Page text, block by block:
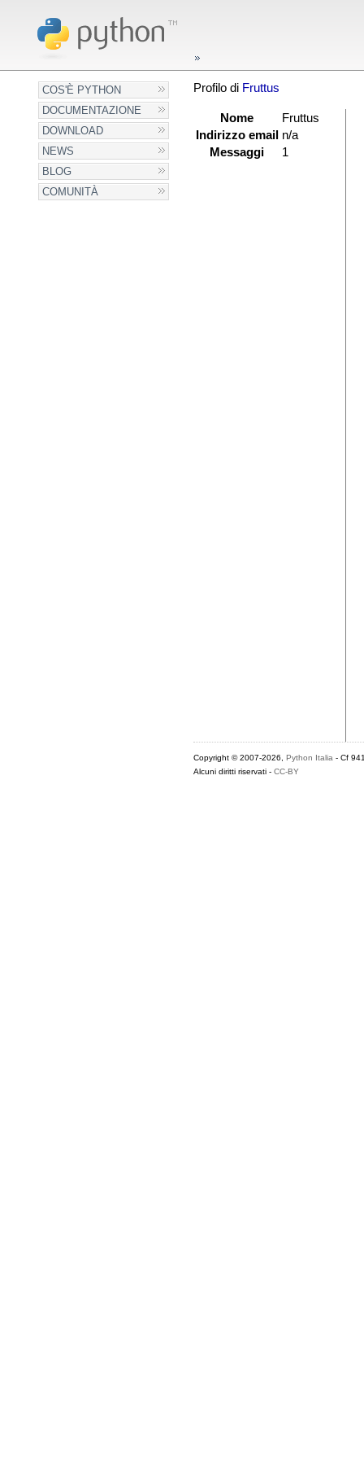
COS'È PYTHON
DOCUMENTAZIONE
DOWNLOAD
NEWS
BLOG
COMUNITÀ
Profilo di Fruttus
Nome
Fruttus
Indirizzo email n/a
Messaggi
1
Copyright © 2007-2026, Python Italia - Cf
Alcuni diritti riservati - CC-BY